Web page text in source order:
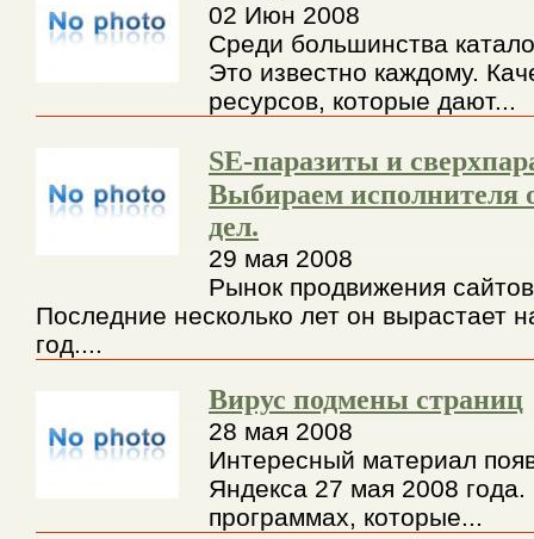
02 Июн 2008
Среди большинства
Это известно каждому.
ресурсов, которые дают...
SE-паразиты и
Выбираем исполнителя
дел.
29 мая 2008
Рынок продвижения
Последние несколько лет он вырастает
год....
Вирус подмены страниц
28 мая 2008
Интересный материал
Яндекса 27 мая 2008 года.
программах, которые...